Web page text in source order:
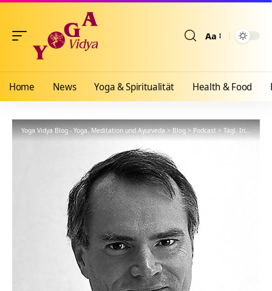
Aa
Home News Yoga & Spiritualität Health & Food
Yoga Vidya Blog - Yoga, Meditation und Ayurveda>Blog>Podcast>Tägl. Inspiration